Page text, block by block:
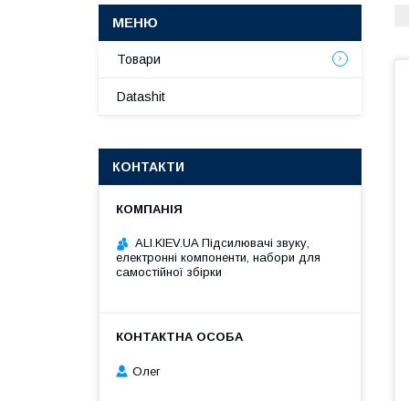
Товари
Datashit
КОНТАКТИ
ALI.KIEV.UA Підсилювачі звуку,
електронні компоненти, набори для
самостійної збірки
Олег